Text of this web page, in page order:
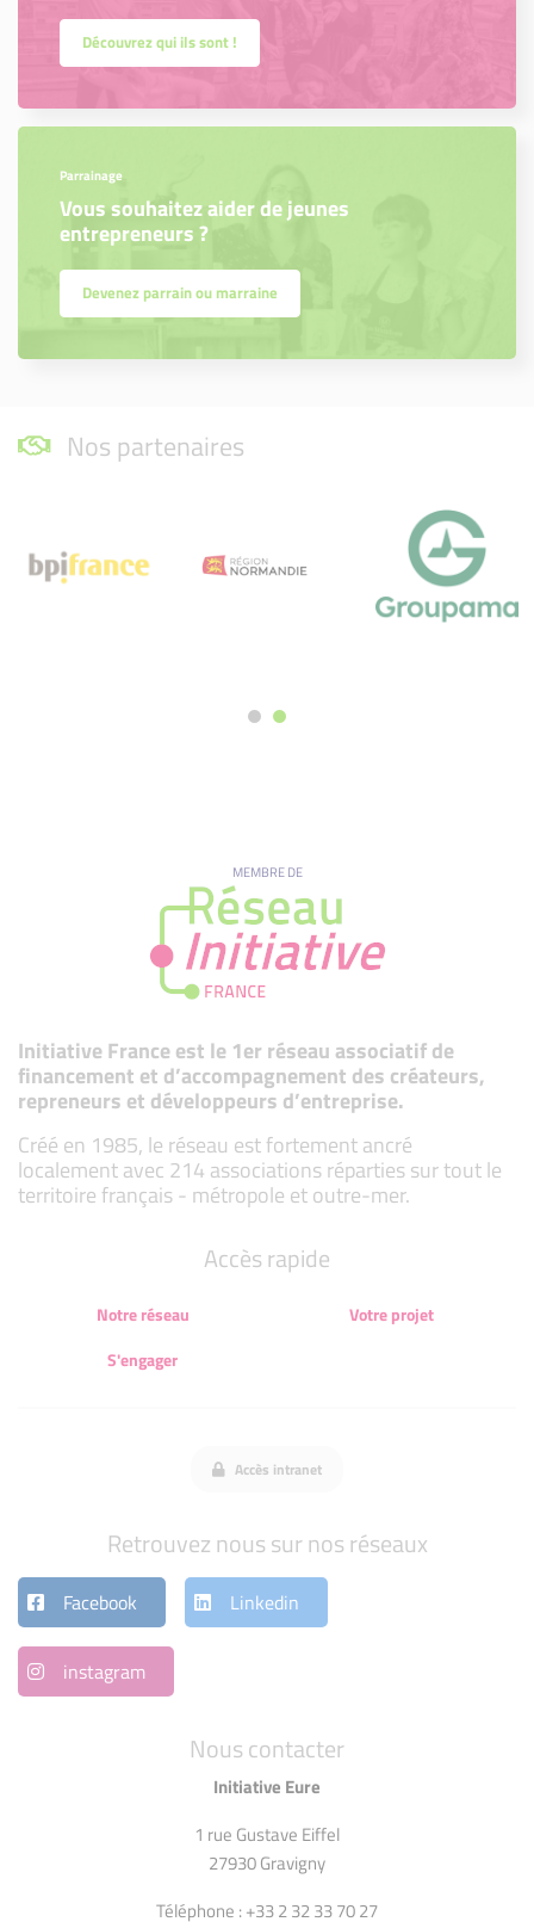
Découvrez qui ils sont !
Parrainage
Vous souhaitez aider de jeunes
entrepreneurs ?
Devenez parrain ou marraine
Nos partenaires
MEMBRE DE
Initiative France est le 1er réseau associatif de
financement et d’accompagnement des créateurs,
repreneurs et développeurs d’entreprise.
Créé en 1985, le réseau est fortement ancré
localement avec 214 associations réparties sur tout le
territoire français - métropole et outre-mer.
Nous contacter
Initiative Eure
1 rue Gustave Eiffel
27930 Gravigny
Téléphone : +33 2 32 33 70 27
Accès rapide
Notre réseau
Votre projet
S'engager
Accès intranet
Retrouvez nous sur nos réseaux
Facebook Linkedin
instagram